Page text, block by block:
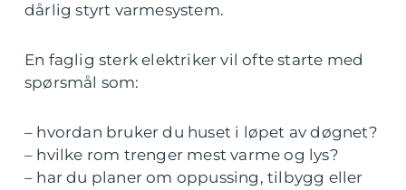
dårlig styrt varmesystem.
En faglig sterk elektriker vil ofte starte med
spørsmål som:
– hvordan bruker du huset i løpet av døgnet?
– hvilke rom trenger mest varme og lys?
– har du planer om oppussing, tilbygg eller